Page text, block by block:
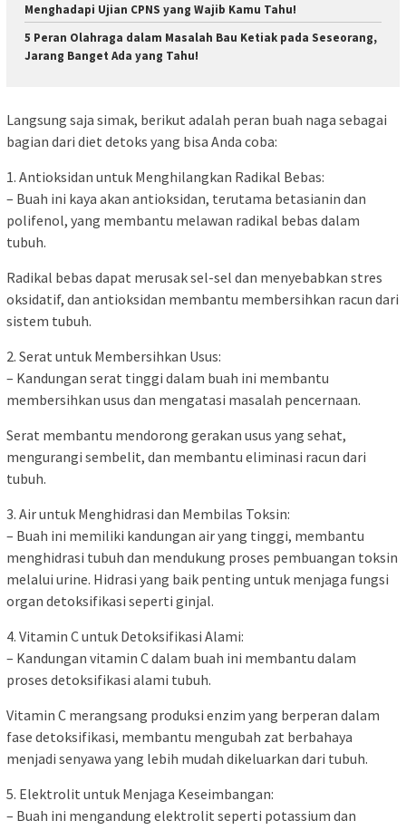
Menghadapi Ujian CPNS yang Wajib Kamu Tahu!
5 Peran Olahraga dalam Masalah Bau Ketiak pada Seseorang,
Jarang Banget Ada yang Tahu!
Langsung saja simak, berikut adalah peran buah naga sebagai
bagian dari diet detoks yang bisa Anda coba:
1. Antioksidan untuk Menghilangkan Radikal Bebas:
– Buah ini kaya akan antioksidan, terutama betasianin dan
polifenol, yang membantu melawan radikal bebas dalam
tubuh.
Radikal bebas dapat merusak sel-sel dan menyebabkan stres
oksidatif, dan antioksidan membantu membersihkan racun dari
sistem tubuh.
2. Serat untuk Membersihkan Usus:
– Kandungan serat tinggi dalam buah ini membantu
membersihkan usus dan mengatasi masalah pencernaan.
Serat membantu mendorong gerakan usus yang sehat,
mengurangi sembelit, dan membantu eliminasi racun dari
tubuh.
3. Air untuk Menghidrasi dan Membilas Toksin:
– Buah ini memiliki kandungan air yang tinggi, membantu
menghidrasi tubuh dan mendukung proses pembuangan toksin
melalui urine. Hidrasi yang baik penting untuk menjaga fungsi
organ detoksifikasi seperti ginjal.
4. Vitamin C untuk Detoksifikasi Alami:
– Kandungan vitamin C dalam buah ini membantu dalam
proses detoksifikasi alami tubuh.
Vitamin C merangsang produksi enzim yang berperan dalam
fase detoksifikasi, membantu mengubah zat berbahaya
menjadi senyawa yang lebih mudah dikeluarkan dari tubuh.
5. Elektrolit untuk Menjaga Keseimbangan:
– Buah ini mengandung elektrolit seperti potassium dan